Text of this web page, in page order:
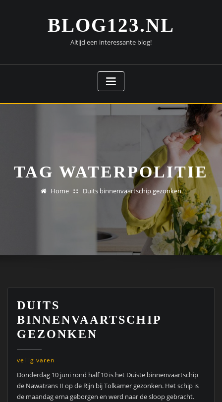
BLOG123.NL
Altijd een interessante blog!
TAG WATERPOLITIE
Home Duits binnenvaartschip gezonken
DUITS
BINNENVAARTSCHIP
GEZONKEN
veilig varen
Donderdag 10 juni rond half 10 is het Duiste binnenvaartschip
de Nawatrans II op de Rijn bij Tolkamer gezonken. Het schip is
de maandag erna geborgen en werd naar de sloop gebracht.